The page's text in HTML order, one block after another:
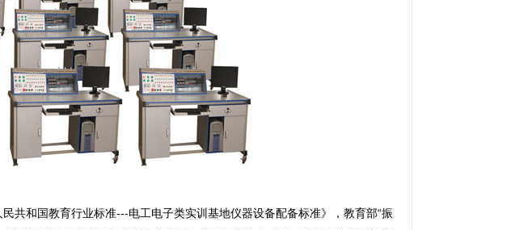
共和国教育行业标准---电工电子类实训基地仪器设备配备标准》，教育部“振